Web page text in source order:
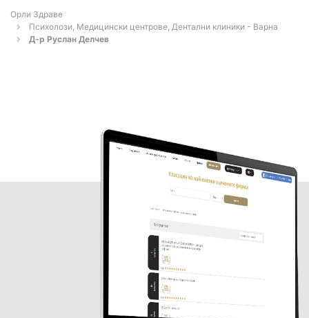
Орли Здраве
Психолози, Медицински центрове, Дентални клиники - Варна
Д-р Руслан Делчев